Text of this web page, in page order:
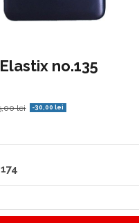
no.135
lei -30,00 lei